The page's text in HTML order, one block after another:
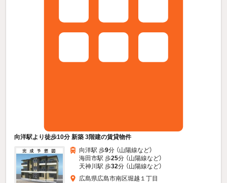
向洋駅より徒歩10分 新築 3階建の賃貸物件
向洋駅 歩9分 （山陽線など）
海田市駅 歩25分 （山陽線など）
天神川駅 歩32分 （山陽線など）
広島県広島市南区堀越１丁目